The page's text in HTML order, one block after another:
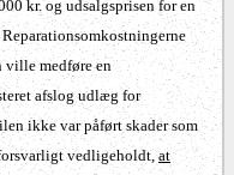
kr. og udsalgsprisen for en
ville medføre en
afslog udlæg for
ikke var påført skader som
vedligeholdt,at